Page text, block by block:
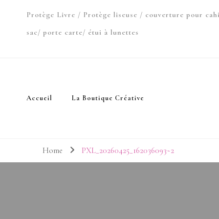
Protège Livre / Protège liseuse / couverture pour
sac/ porte carte/ étui à lunettes
Accueil La Boutique Créative
Home PXL_20260425_162036093~2